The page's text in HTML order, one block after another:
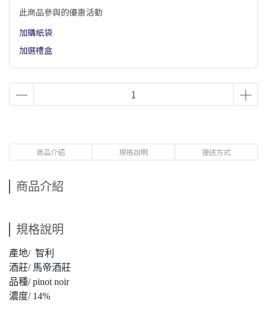
此商品參與的優惠活動
加購紙袋
加選禮盒
商品介紹 規格說明 運送方式
商品介紹
規格說明
產地/ 智利
酒莊/ 馬帝酒莊
品種/ pinot noir
濃度/ 14%